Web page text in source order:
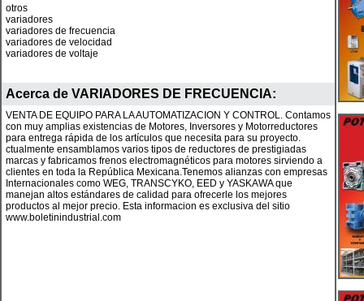
otros
variadores
variadores de frecuencia
variadores de velocidad
variadores de voltaje
Acerca de VARIADORES DE FRECUENCIA:
VENTA DE EQUIPO PARA LA AUTOMATIZACION Y CONTROL. Contamos
con muy amplias existencias de Motores, Inversores y Motorreductores
para entrega rápida de los artículos que necesita para su proyecto.
ctualmente ensamblamos varios tipos de reductores de prestigiadas
marcas y fabricamos frenos electromagnéticos para motores sirviendo a
clientes en toda la República Mexicana.Tenemos alianzas con empresas
Internacionales como WEG, TRANSCYKO, EED y YASKAWA que
manejan altos estándares de calidad para ofrecerle los mejores
productos al mejor precio. Esta informacion es exclusiva del sitio
www.boletinindustrial.com